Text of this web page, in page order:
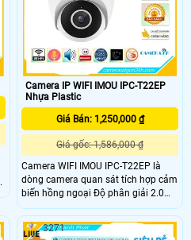
góc nhìn 97°(H), 52°(V), 114°(D), tích
hợp míc với chuẩn âm thanh G.
711a / G
Camera IP WIFI IMOU IPC-T22EP
Nhựa Plastic
Giá Bán: 1,250,000 ₫
Giá gốc: 1,586,000 ₫
Camera WIFI IMOU IPC-T22EP là
dòng camera quan sát tích hợp cảm
biến hồng ngoại Độ phân giải 2.0
MP cảm biến CMOS kích thước 1/2.
8”,
25/30fps@4.0M(1920X1080),Chuẩn
3271